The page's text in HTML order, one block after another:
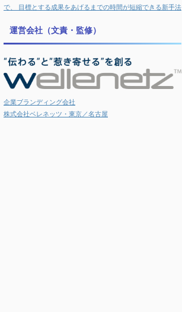
で、 目標とする成果をあげるまでの時間が短縮できる新手法
運営会社（文責・監修）
企業ブランディング会社
株式会社ベレネッツ・東京／名古屋